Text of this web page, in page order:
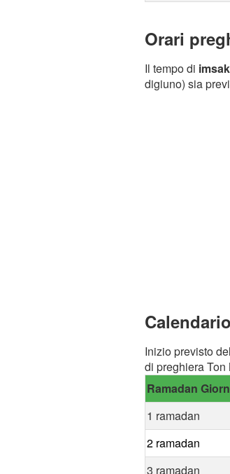
Orari
Il tempo di imsak
digiuno) sia
Inizio previsto
di preghiera Ton
Ramadan
1 ramadan
2 ramadan
3 ramadan